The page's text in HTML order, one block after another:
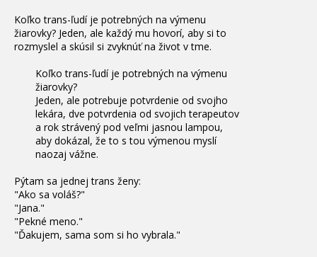
Koľko trans-ľudí je potrebných na výmenu
žiarovky? Jeden, ale každý mu hovorí, aby si to
rozmyslel a skúsil si zvyknúť na život v tme.
Koľko trans-ľudí je potrebných na výmenu
žiarovky?
Jeden, ale potrebuje potvrdenie od svojho
lekára, dve potvrdenia od svojich terapeutov
a rok strávený pod veľmi jasnou lampou,
aby dokázal, že to s tou výmenou myslí
naozaj vážne.
Pýtam sa jednej trans ženy:
"Ako sa voláš?"
"Jana."
"Pekné meno."
"Ďakujem, sama som si ho vybrala."